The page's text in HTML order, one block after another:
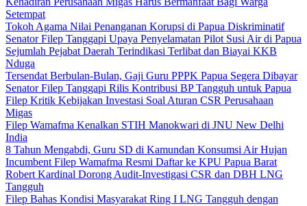
Setempat
Tokoh Agama Nilai Penanganan Korupsi di Papua Diskriminatif
Senator Filep Tanggapi Upaya Penyelamatan Pilot Susi Air di Papua
Sejumlah Pejabat Daerah Terindikasi Terlibat dan Biayai KKB
Nduga
Tersendat Berbulan-Bulan, Gaji Guru PPPK Papua Segera Dibayar
Senator Filep Tanggapi Rilis Kontribusi BP Tangguh untuk Papua
Filep Kritik Kebijakan Investasi Soal Aturan CSR Perusahaan
Migas
Filep Wamafma Kenalkan STIH Manokwari di JNU New Delhi
India
8 Tahun Mengabdi, Guru SD di Kamundan Konsumsi Air Hujan
Incumbent Filep Wamafma Resmi Daftar ke KPU Papua Barat
Robert Kardinal Dorong Audit-Investigasi CSR dan DBH LNG
Tangguh
Filep Bahas Kondisi Masyarakat Ring I LNG Tangguh dengan